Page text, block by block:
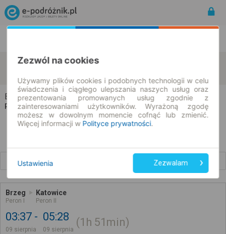
Brzeg Katowice
Brzeg → Katowice
Rozkład jazdy i bilety
Brzeg
Peron I
Katowice
Peron II
03:37
09 sierpnia
05:28
09 sierpnia
1h 51min
Zezwól na cookies
Używamy plików cookies i podobnych technologii w celu
świadczenia i ciągłego ulepszania naszych usług oraz
prezentowania promowanych usług zgodnie z
zainteresowaniami użytkowników. Wyrażoną zgodę
możesz w dowolnym momencie cofnąć lub zmienić.
Więcej informacji w Polityce prywatności.
Ustawienia Zezwalam